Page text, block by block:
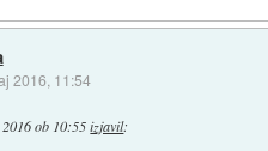
2016, 11:54
ob 10:55 izjavil: